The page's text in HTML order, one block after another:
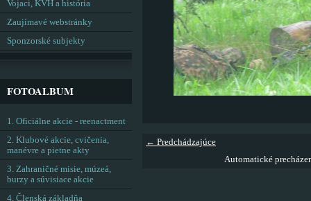
← Predchádzajúce
Automatické
Vojaci, KVH a história
Zaujímavé webstránky
Sponzorské subjekty
FOTOALBUM
1. Oficiálne akcie - reenactment
2. Klubové akcie, cvičenia,
manévre a pietne akty
3. Zahraničné misie, múzeá,
burzy a súvisiace akcie
4. Členská základňa